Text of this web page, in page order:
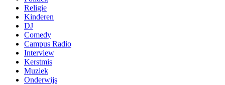
Religie
Kinderen
DJ
Comedy
Campus Radio
Interview
Kerstmis
Muziek
Onderwijs